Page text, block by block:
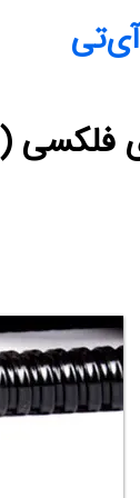
فلکسی